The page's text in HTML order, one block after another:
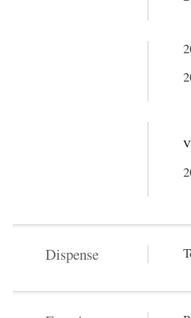
Dispense